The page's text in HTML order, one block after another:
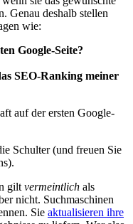
Genau deshalb stellen
wie:
Google-Seite?
SEO-Ranking meiner
auf der ersten Google-
Schulter (und freuen Sie
gilt vermeintlich als
nicht. Suchmaschinen
Sie aktualisieren ihre